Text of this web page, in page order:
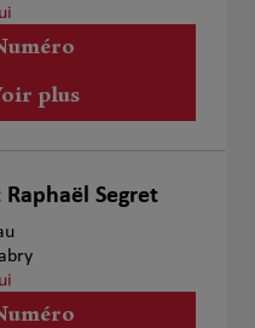
plus
Segret